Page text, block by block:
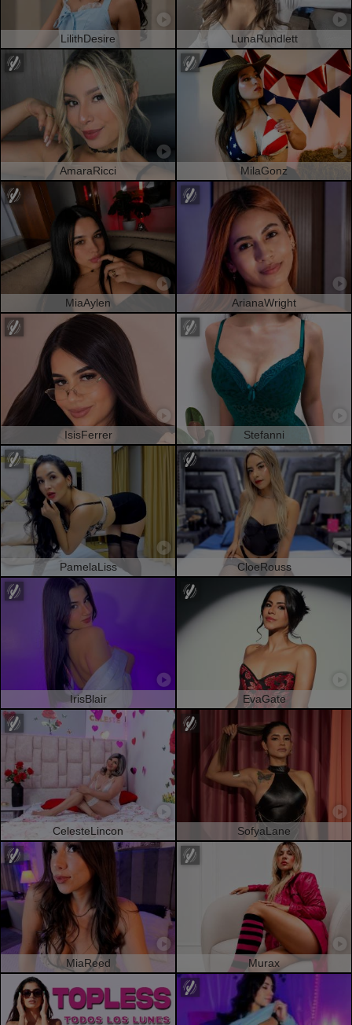
LilithDesire LunaRundlett
AmaraRicci MilaGonz
MiaAylen ArianaWright
IsisFerrer Stefanni
PamelaLiss CloeRouss
IrisBlair EvaGate
CelesteLincon SofyaLane
MiaReed Murax